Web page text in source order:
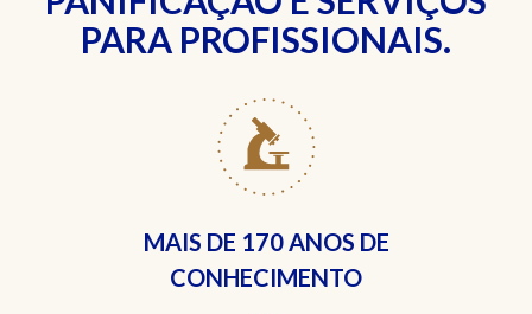
PARA PROFISSIONAIS.
MAIS DE 170 ANOS DE
CONHECIMENTO